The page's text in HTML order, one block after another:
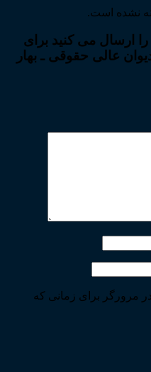
نشده است.
را ارسال می کنید برای
عالی حقوقی ـ بهار
مرورگر برای زمانی که